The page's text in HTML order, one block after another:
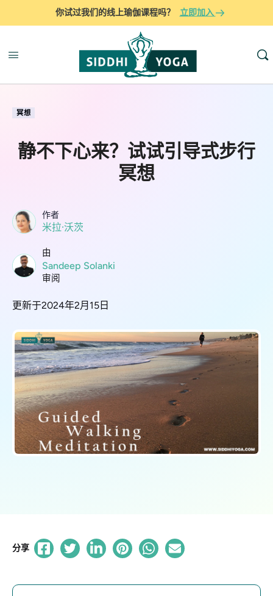
你试过我们的线上瑜伽课程吗？ 立即加入
冥想
静不下心来？试试引导式步行
冥想
作者
米拉·沃茨
由
Sandeep Solanki
审阅
更新于2024年2月15日
分享